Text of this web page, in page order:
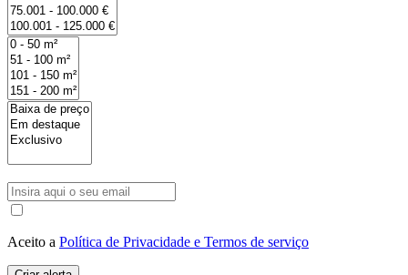
Aceito a Política de Privacidade e Termos de serviço